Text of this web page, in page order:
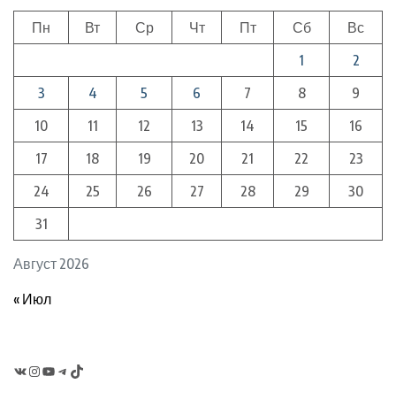
Август 2026
Пн Вт Ср Чт Пт Сб
Вс
1
2
3
4 5 6 7 8
9
10
11 12 13 14 15
16
17
18 19 20 21 22
23
24
25 26 27 28 29
30
31
« Июл
Instagram
YouTubeTelegram
TikTok